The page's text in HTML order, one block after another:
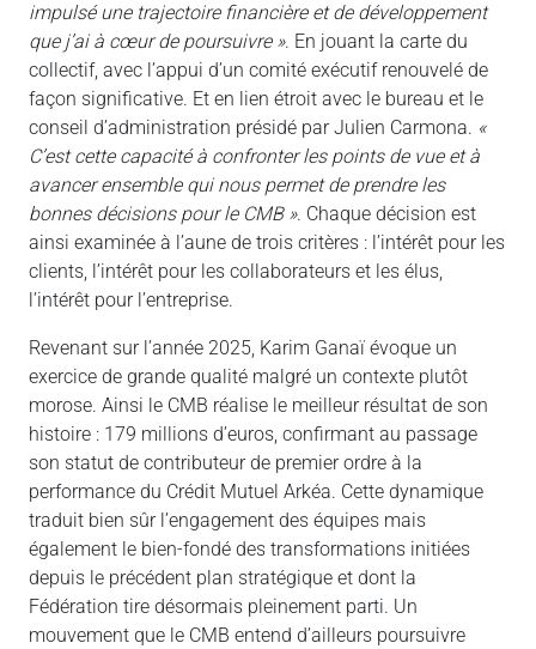
impulsé une trajectoire financière et de développement
que j’ai à cœur de poursuivre ». En jouant la carte du
collectif, avec l’appui d’un comité exécutif renouvelé de
façon significative. Et en lien étroit avec le bureau et le
conseil d’administration présidé par Julien Carmona. «
C’est cette capacité à confronter les points de vue et à
avancer ensemble qui nous permet de prendre les
bonnes décisions pour le CMB ». Chaque décision est
ainsi examinée à l’aune de trois critères : l’intérêt pour les
clients, l’intérêt pour les collaborateurs et les élus,
l’intérêt pour l’entreprise.
Revenant sur l’année 2025, Karim Ganaï évoque un
exercice de grande qualité malgré un contexte plutôt
morose. Ainsi le CMB réalise le meilleur résultat de son
histoire : 179 millions d’euros, confirmant au passage
son statut de contributeur de premier ordre à la
performance du Crédit Mutuel Arkéa. Cette dynamique
traduit bien sûr l’engagement des équipes mais
également le bien-fondé des transformations initiées
depuis le précédent plan stratégique et dont la
Fédération tire désormais pleinement parti. Un
mouvement que le CMB entend d’ailleurs poursuivre